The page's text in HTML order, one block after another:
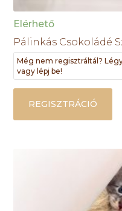
Elérhető
Pálinkás Csokoládé
Még nem regisztráltál?
vagy lépj be!
REGISZTRÁCIÓ